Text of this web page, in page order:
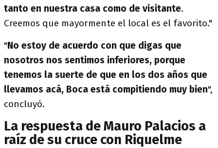
tanto en nuestra casa como de visitante.
Creemos que mayormente el local es el favorito."
"No estoy de acuerdo con que digas que
nosotros nos sentimos inferiores, porque
tenemos la suerte de que en los dos años que
llevamos acá, Boca está compitiendo muy bien",
concluyó.
La respuesta de Mauro Palacios a
raíz de su cruce con Riquelme